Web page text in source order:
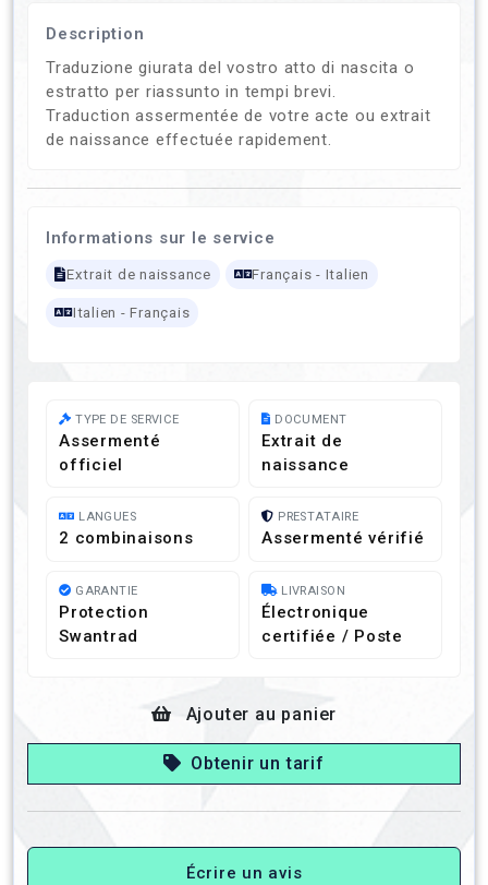
Description
Traduzione giurata del vostro atto di nascita o
estratto per riassunto in tempi brevi.
Traduction assermentée de votre acte ou extrait
de naissance effectuée rapidement.
Informations sur le service
Extrait de naissance Français - Italien
Italien - Français
TYPE DE SERVICE
Assermenté
officiel
DOCUMENT
Extrait de
naissance
LANGUES
2 combinaisons
PRESTATAIRE
Assermenté vérifié
GARANTIE
Protection
Swantrad
LIVRAISON
Électronique
certifiée / Poste
Ajouter au panier
Obtenir un tarif
Écrire un avis